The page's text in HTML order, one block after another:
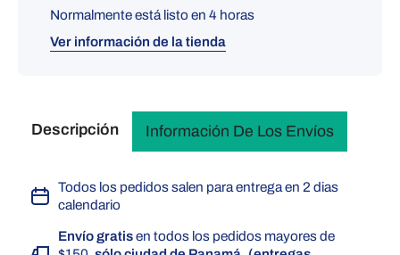
Normalmente está listo en 4 horas
Ver información de la tienda
Descripción Información De Los Envíos
Todos los pedidos salen para entrega en 2 dias
calendario
Envío gratisen todos los pedidos mayores de